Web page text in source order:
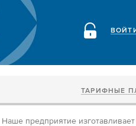
ТАРИФНЫЕ
Наше предприятие